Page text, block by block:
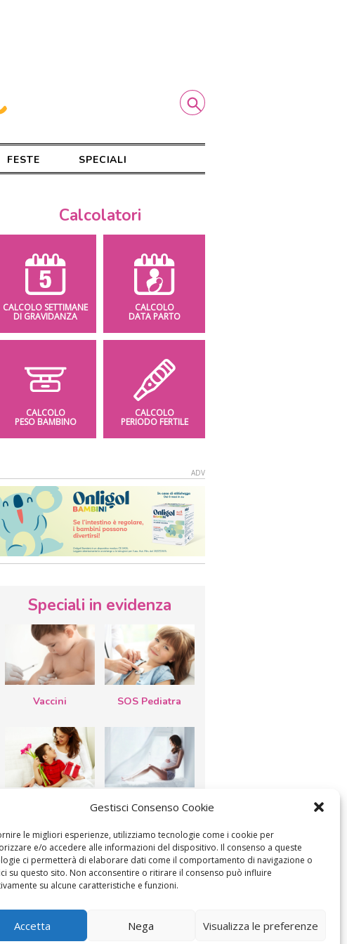
Gestisci Consenso Cookie
le migliori esperienze, utilizziamo tecnologie come i cookie per
e/o accedere alle informazioni del dispositivo. Il consenso a queste
ci permetterà di elaborare dati come il comportamento di navigazione o
su questo sito. Non acconsentire o ritirare il consenso può influire
su alcune caratteristiche e funzioni.
Accetta Nega Visualizza le preferenze
FESTE SPECIALI
Calcolatori
CALCOLO SETTIMANE
DI GRAVIDANZA
CALCOLO
DATA PARTO
CALCOLO
PESO BAMBINO
CALCOLO
PERIODO FERTILE
Speciali in evidenza
Vaccini SOS Pediatra
mamma: lavoretti,
filastrocche
Le settimane di
gravidanza
MODIFICA IL CONSENSO